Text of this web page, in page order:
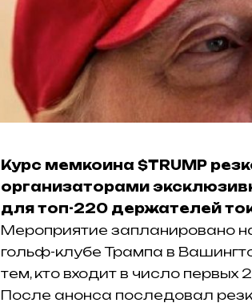
Курс мемкоина $TRUMP
организаторами
для топ-220 держателей
Мероприятие запланировано
гольф-клубе Трампа в
тем, кто входит в число
После анонса последовал